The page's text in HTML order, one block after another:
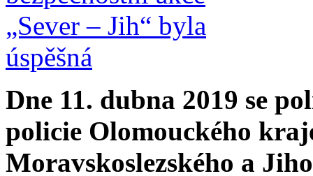
Dne 11. dubna 2019 se
policie Olomouckého
Moravskoslezského a